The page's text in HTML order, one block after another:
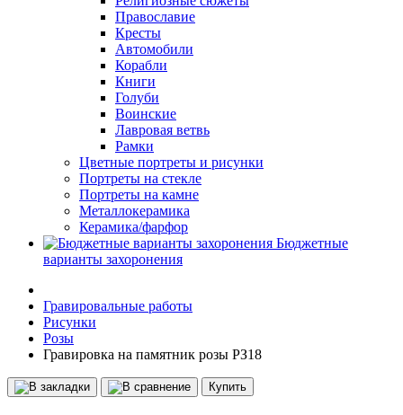
Православие
Кресты
Автомобили
Корабли
Книги
Голуби
Воинские
Лавровая ветвь
Рамки
Цветные портреты и рисунки
Портреты на стекле
Портреты на камне
Металлокерамика
Керамика/фарфор
Бюджетные
варианты захоронения
Гравировальные работы
Рисунки
Розы
Гравировка на памятник розы РЗ18
Купить